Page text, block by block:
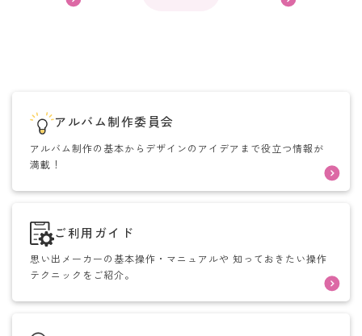
アルバム制作委員会
アルバム制作の基本からデザインのアイデアまで役立つ情報が
満載！
ご利用ガイド
思い出メーカーの基本操作・マニュアルや 知っておきたい操作
テクニックをご紹介。